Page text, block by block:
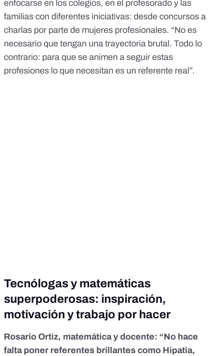
enfocarse en los colegios, en el profesorado y las
familias con diferentes iniciativas: desde concursos a
charlas por parte de mujeres profesionales. “No es
necesario que tengan una trayectoria brutal. Todo lo
contrario: para que se animen a seguir estas
profesiones lo que necesitan es un referente real”.
Tecnólogas y matemáticas
superpoderosas: inspiración,
motivación y trabajo por hacer
Rosario Ortiz, matemática y docente: “No hace
falta poner referentes brillantes como Hipatia,